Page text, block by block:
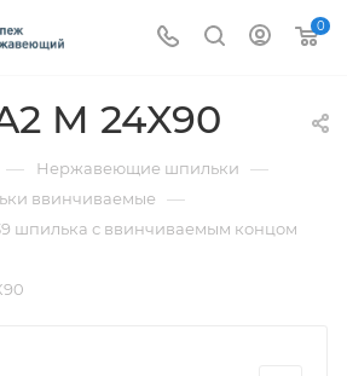
0
M 24X90
— Нержавеющие шпильки —
ввинчиваемые —
шпилька с ввинчиваемым концом